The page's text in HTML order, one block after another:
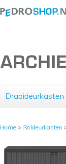
Draaideurkasten
Home > Roldeurkasten